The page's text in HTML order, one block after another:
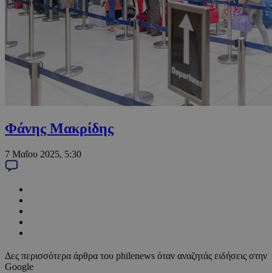
Φάνης Μακρίδης
7 Μαΐου 2025, 5:30
Δες περισσότερα άρθρα του philenews όταν αναζητάς ειδήσεις στην
Google